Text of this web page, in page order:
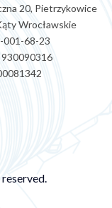
20, Pietrzykowice
Wrocławskie
001-68-23
930090316